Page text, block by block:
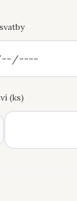
(ks)